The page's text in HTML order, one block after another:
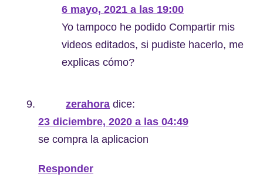
6 mayo, 2021 a las 19:00
Yo tampoco he podido Compartir mis
videos editados, si pudiste hacerlo, me
explicas cómo?
zerahora dice:
23 diciembre, 2020 a las 04:49
se compra la aplicacion
Responder